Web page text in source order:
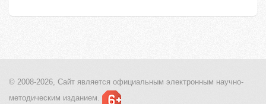
© 2008-2026, Сайт является официальным электронным научно-
методическим изданием.